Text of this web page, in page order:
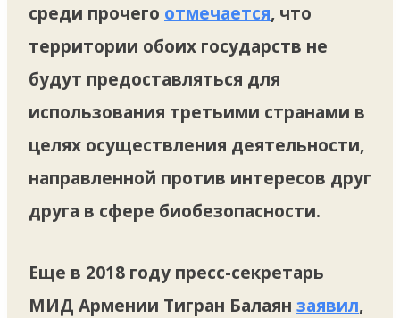
среди прочего отмечается, что
территории обоих государств не
будут предоставляться для
использования третьими странами в
целях осуществления деятельности,
направленной против интересов друг
друга в сфере биобезопасности.
Еще в 2018 году пресс-секретарь
МИД Армении Тигран Балаян заявил,